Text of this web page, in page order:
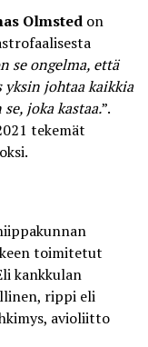
Olmsted on
se ongelma, että
yksin johtaa kaikkia
joka kastaa.”.
tekemät
toimitetut
kankkulan
rippi eli
avioliitto